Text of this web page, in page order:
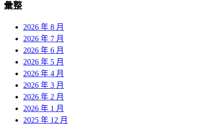
彙整
2026 年 8 月
2026 年 7 月
2026 年 6 月
2026 年 5 月
2026 年 4 月
2026 年 3 月
2026 年 2 月
2026 年 1 月
2025 年 12 月